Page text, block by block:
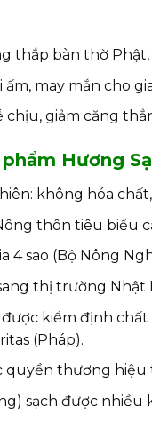
thắp bàn thờ Phật,
may mắn cho
giảm căng
Hương
không hóa
thôn tiêu biểu
4 sao (Bộ Nông
thị trường Nhật
được kiểm định
(Pháp).
quyền thương hiệu
sạch được nhiều